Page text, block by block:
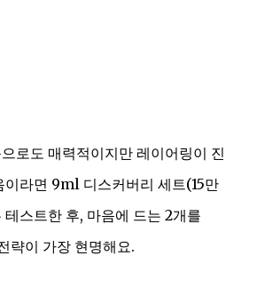
로도 매력적이지만 레이어링이 진
이라면 9ml 디스커버리 세트(15만
스트한 후, 마음에 드는 2개를
략이 가장 현명해요.